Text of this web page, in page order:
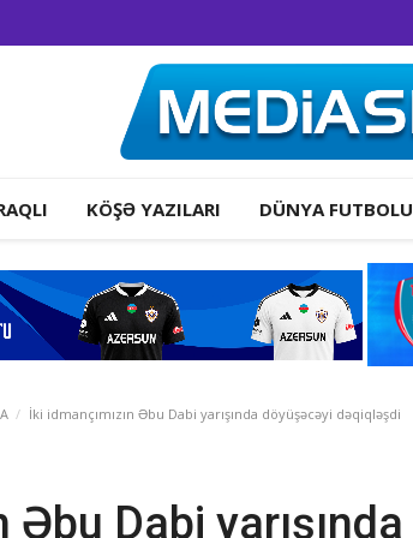
KÖŞƏ YAZILARI DÜNYA FUTBOLU
İki idmançımızın Əbu Dabi yarışında döyüşəcəyi dəqiqləşdi
Əbu Dabi yarışında